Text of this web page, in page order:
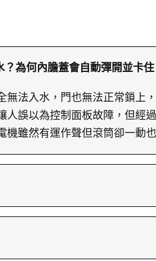
為何內膽蓋會自動彈開並卡住
無法入水，門也無法正常鎖上
人誤以為控制面板故障，但經
雖然有運作聲但滾筒卻一動也
部傳動帶狀況。確認皮帶斷裂
免碎屑影響新帶張力。接著再